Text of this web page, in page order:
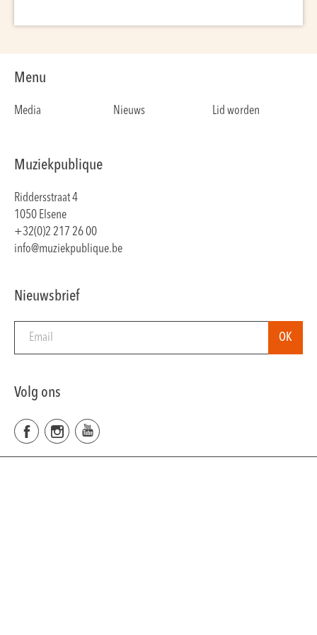
Menu
Media Nieuws Lid worden
Muziekpublique
Riddersstraat 4
1050 Elsene
+32(0)2 217 26 00
info@muziekpublique.be
Nieuwsbrief
Volg ons